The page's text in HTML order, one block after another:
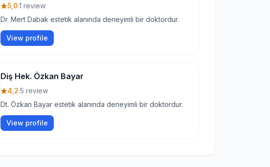
5,0·1 review
Dr. Mert Dabak estetik alanında deneyimli bir doktordur.
View profile
Diş Hek. Özkan Bayar
4,2·5 review
Dt. Özkan Bayar estetik alanında deneyimli bir doktordur.
View profile